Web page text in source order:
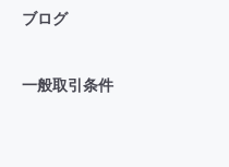
ブログ
一般取引条件